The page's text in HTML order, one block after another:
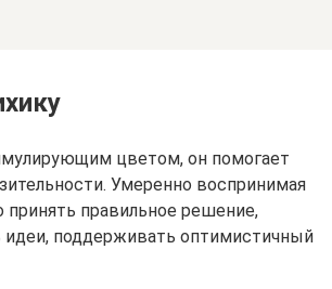
цветом, он помогает
Умеренно воспринимая
правильное решение,
идеи, поддерживать оптимистичный